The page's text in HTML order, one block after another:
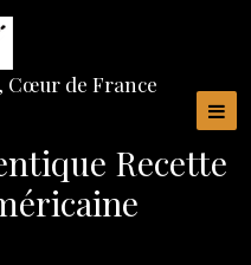
Cœur de France
Recette